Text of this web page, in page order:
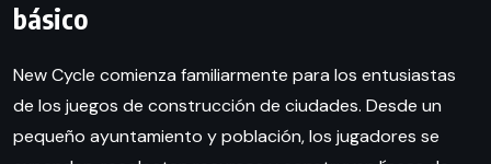
básico
New Cycle comienza familiarmente para los entusiastas
de los juegos de construcción de ciudades. Desde un
pequeño ayuntamiento y población, los jugadores se